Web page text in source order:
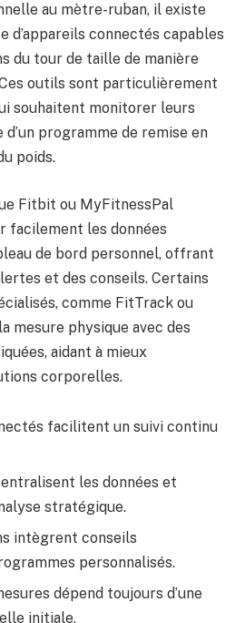
au mètre-ruban, il existe
d’appareils connectés capables
du tour de taille de manière
outils sont particulièrement
souhaitent monitorer leurs
programme de remise en
poids.
Fitbit ou MyFitnessPal
facilement les données
de bord personnel, offrant
et des conseils. Certains
comme FitTrack ou
mesure physique avec des
aidant à mieux
corporelles.
facilitent un suivi continu
les données et
stratégique.
intègrent conseils
personnalisés.
dépend toujours d’une
initiale.